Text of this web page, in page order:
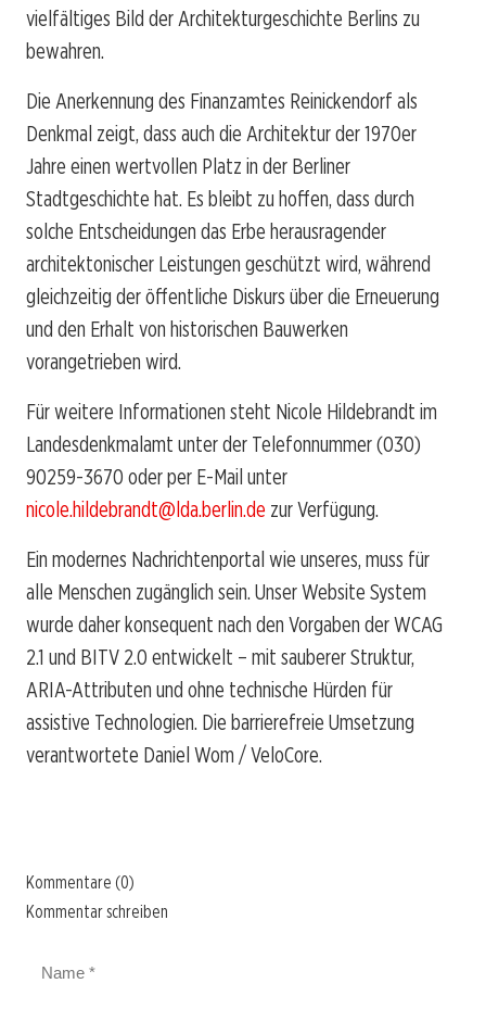
vielfältiges Bild der Architekturgeschichte Berlins zu
bewahren.
Die Anerkennung des Finanzamtes Reinickendorf als
Denkmal zeigt, dass auch die Architektur der 1970er
Jahre einen wertvollen Platz in der Berliner
Stadtgeschichte hat. Es bleibt zu hoffen, dass durch
solche Entscheidungen das Erbe herausragender
architektonischer Leistungen geschützt wird, während
gleichzeitig der öffentliche Diskurs über die Erneuerung
und den Erhalt von historischen Bauwerken
vorangetrieben wird.
Für weitere Informationen steht Nicole Hildebrandt im
Landesdenkmalamt unter der Telefonnummer (030)
90259-3670 oder per E-Mail unter
nicole.hildebrandt@lda.berlin.de zur Verfügung.
Ein modernes Nachrichtenportal wie unseres, muss für
alle Menschen zugänglich sein. Unser Website System
wurde daher konsequent nach den Vorgaben der WCAG
2.1 und BITV 2.0 entwickelt – mit sauberer Struktur,
ARIA-Attributen und ohne technische Hürden für
assistive Technologien. Die barrierefreie Umsetzung
verantwortete Daniel Wom / VeloCore.
Kommentare (0)
Kommentar schreiben